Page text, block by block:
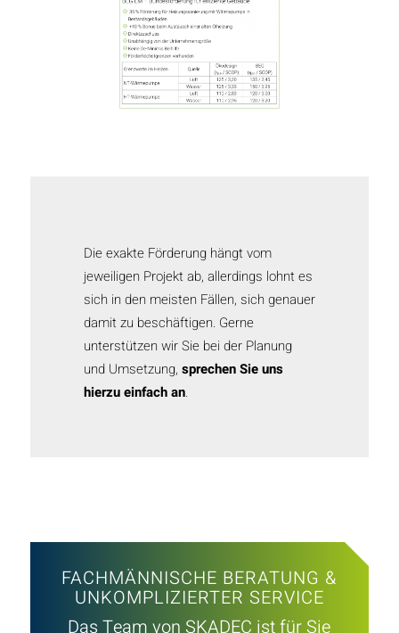
Die exakte Förderung hängt vom
jeweiligen Projekt ab, allerdings lohnt es
sich in den meisten Fällen, sich genauer
damit zu beschäftigen. Gerne
unterstützen wir Sie bei der Planung
und Umsetzung, sprechen Sie uns
hierzu einfach an.
FACHMÄNNISCHE BERATUNG &
UNKOMPLIZIERTER SERVICE
Das Team von SKADEC ist für Sie